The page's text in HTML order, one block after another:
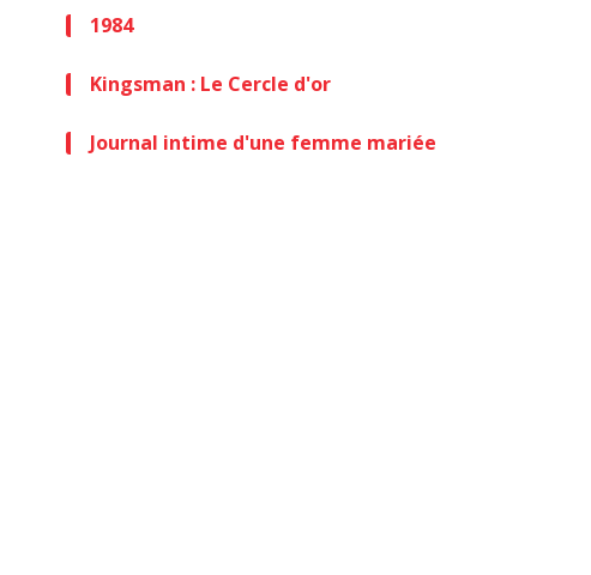
1984
Kingsman : Le Cercle d'or
Journal intime d'une femme mariée